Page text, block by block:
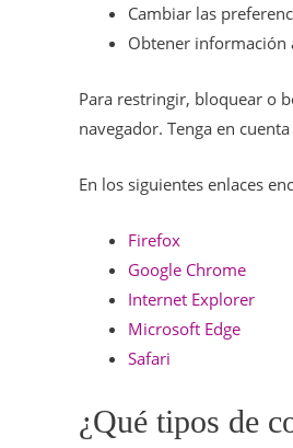
Cambiar las
Obtener información
Para restringir, bloquear o
navegador. Tenga en
En los siguientes enlaces
Firefox
Google Chrome
Internet Explorer
Microsoft Edge
Safari
¿Qué tipos de